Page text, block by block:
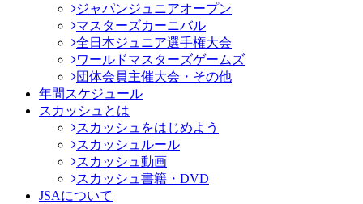
ジャパンジュニアオープン
マスターズカーニバル
全日本ジュニア選手権大会
ワールドマスターズゲームズ
団体会員主催大会・その他
年間スケジュール
スカッシュとは
スカッシュをはじめよう
スカッシュルール
スカッシュ動画
スカッシュ書籍・DVD
JSAについて